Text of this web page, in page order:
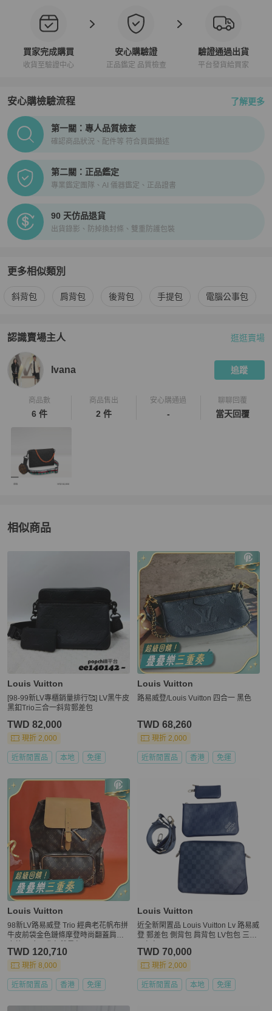
買家完成購買
收貨至驗證中心
安心購驗證
正品鑑定 品質檢查
驗證通過出貨
平台發貨給買家
安心購檢驗流程 了解更多
PopChill拍拍圈正品驗證、安心購檢驗流程介紹
第一關：專人品質檢查
確認商品狀況、配件等 符合頁面描述
第二關：正品鑑定
專業鑑定團隊、AI 儀器鑑定、正品證書
90 天仿品退貨
出貨錄影、防掉換封條、雙重防護包裝
更多相似類別
更多Louis Vuitton男包 相似商品推薦
斜背包 肩背包 後背包 手提包 電腦公事包
認識賣場主人
PopChill 拍拍圈嚴選賣家
逛逛賣場
Ivana 追蹤
商品數
6 件
商品售出
2 件
安心購通過
-
聊聊回覆
當天回覆
相似商品
Louis Vuitton男包推薦精品
Louis Vuitton
[98-99新LV專櫃銷量排行🥰] LV黑牛皮
黑釦Trio三合一斜背郵差包
TWD 82,000
現折 2,000
近新閒置品 本地 免運
Louis Vuitton
路易威登/Louis Vuitton 四合一 黑色
TWD 68,260
現折 2,000
近新閒置品 香港 免運
Louis Vuitton
98新LV路易威登 Trio 經典老花帆布拼
牛皮前袋金色鏈條摩登時尚翻蓋肩帶
TWD 120,710
現折 8,000
近新閒置品 香港 免運
Louis Vuitton
近全新閑置品 Louis Vuitton Lv 路易威
登 郵差包 側背包 肩背包 LV包包 三合
TWD 70,000
現折 2,000
近新閒置品 本地 免運